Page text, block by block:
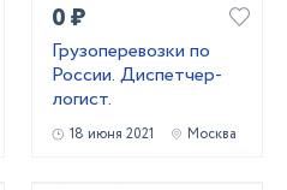
0 ₽
Грузоперевозки по
России. Диспетчер-
логист.
18 июня 2021 Москва